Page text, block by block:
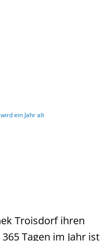
ein Jahr alt
Troisdorf ihren
Tagen im Jahr ist